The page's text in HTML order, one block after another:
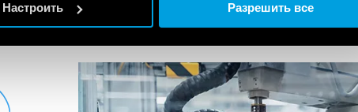
Настроить Разрешить все